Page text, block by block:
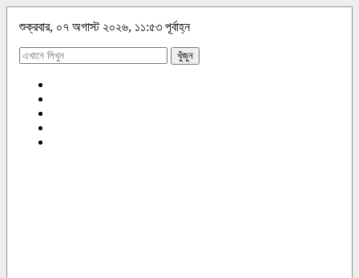
শুক্রবার, ০৭ অগাস্ট ২০২৬, ১১:৫৩ পূর্বাহ্ন
খুঁজুন